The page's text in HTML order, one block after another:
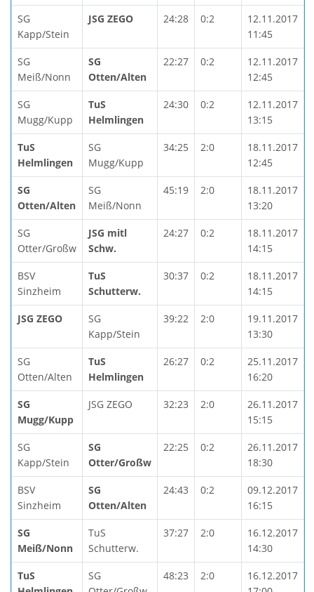
SG
Kapp/Stein
JSG ZEGO 24:28 0:2
12.11.2017
11:45
SG
Meiß/Nonn
SG
Otten/Alten
22:27 0:2
12.11.2017
12:45
SG
Mugg/Kupp
TuS
Helmlingen
24:30 0:2
12.11.2017
13:15
TuS
Helmlingen
SG
Mugg/Kupp
34:25 2:0
18.11.2017
12:45
SG
Otten/Alten
SG
Meiß/Nonn
45:19 2:0
18.11.2017
13:20
SG
Otter/Großw
JSG mitl
Schw.
24:27 0:2
18.11.2017
14:15
BSV
Sinzheim
TuS
Schutterw.
30:37 0:2
18.11.2017
14:15
JSG ZEGO
SG
Kapp/Stein
39:22 2:0
19.11.2017
13:30
SG
Otten/Alten
TuS
Helmlingen
26:27 0:2
25.11.2017
16:20
SG
Mugg/Kupp
JSG ZEGO 32:23 2:0
26.11.2017
15:15
SG
Kapp/Stein
SG
Otter/Großw
22:25 0:2
26.11.2017
18:30
BSV
Sinzheim
SG
Otten/Alten
24:43 0:2
09.12.2017
16:15
SG
Meiß/Nonn
TuS
Schutterw.
37:27 2:0
16.12.2017
14:30
TuS
SG
48:23 2:0
16.12.2017